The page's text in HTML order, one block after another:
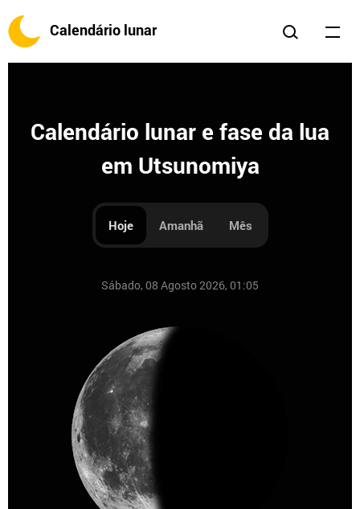
Calendário lunar
Calendário lunar e fase da lua
em Utsunomiya
Hoje Amanhã Mês
Sábado, 08 Agosto 2026, 01:05